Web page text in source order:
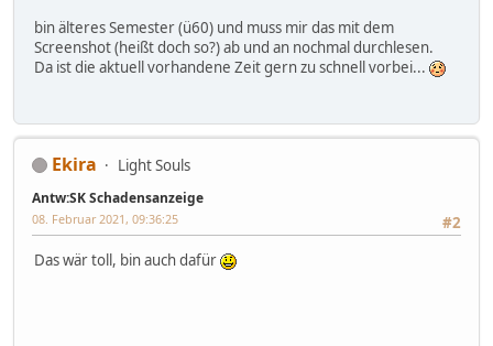
bin älteres Semester (ü60) und muss mir das mit dem
Screenshot (heißt doch so?) ab und an nochmal durchlesen.
Da ist die aktuell vorhandene Zeit gern zu schnell vorbei...
Ekira Light Souls
Antw:SK Schadensanzeige
#2
08. Februar 2021, 09:36:25
Das wär toll, bin auch dafür